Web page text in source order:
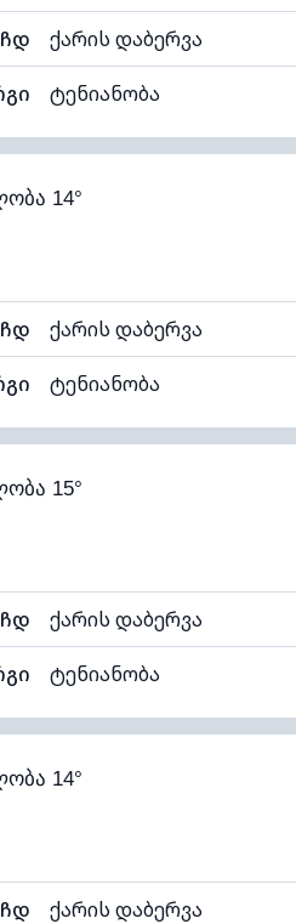
ქარის დაბერვა
ტენიანობა
88% (კომფორტული) ღრუბლიანობა
ხილვადობა
14°
ჩდ ქარის დაბერვა
ტენიანობა
88% (კომფორტული) ღრუბლიანობა
ხილვადობა
15°
ქარის დაბერვა
ტენიანობა
89% (კომფორტული) ღრუბლიანობა
ხილვადობა
14°
ჩდ ქარის დაბერვა